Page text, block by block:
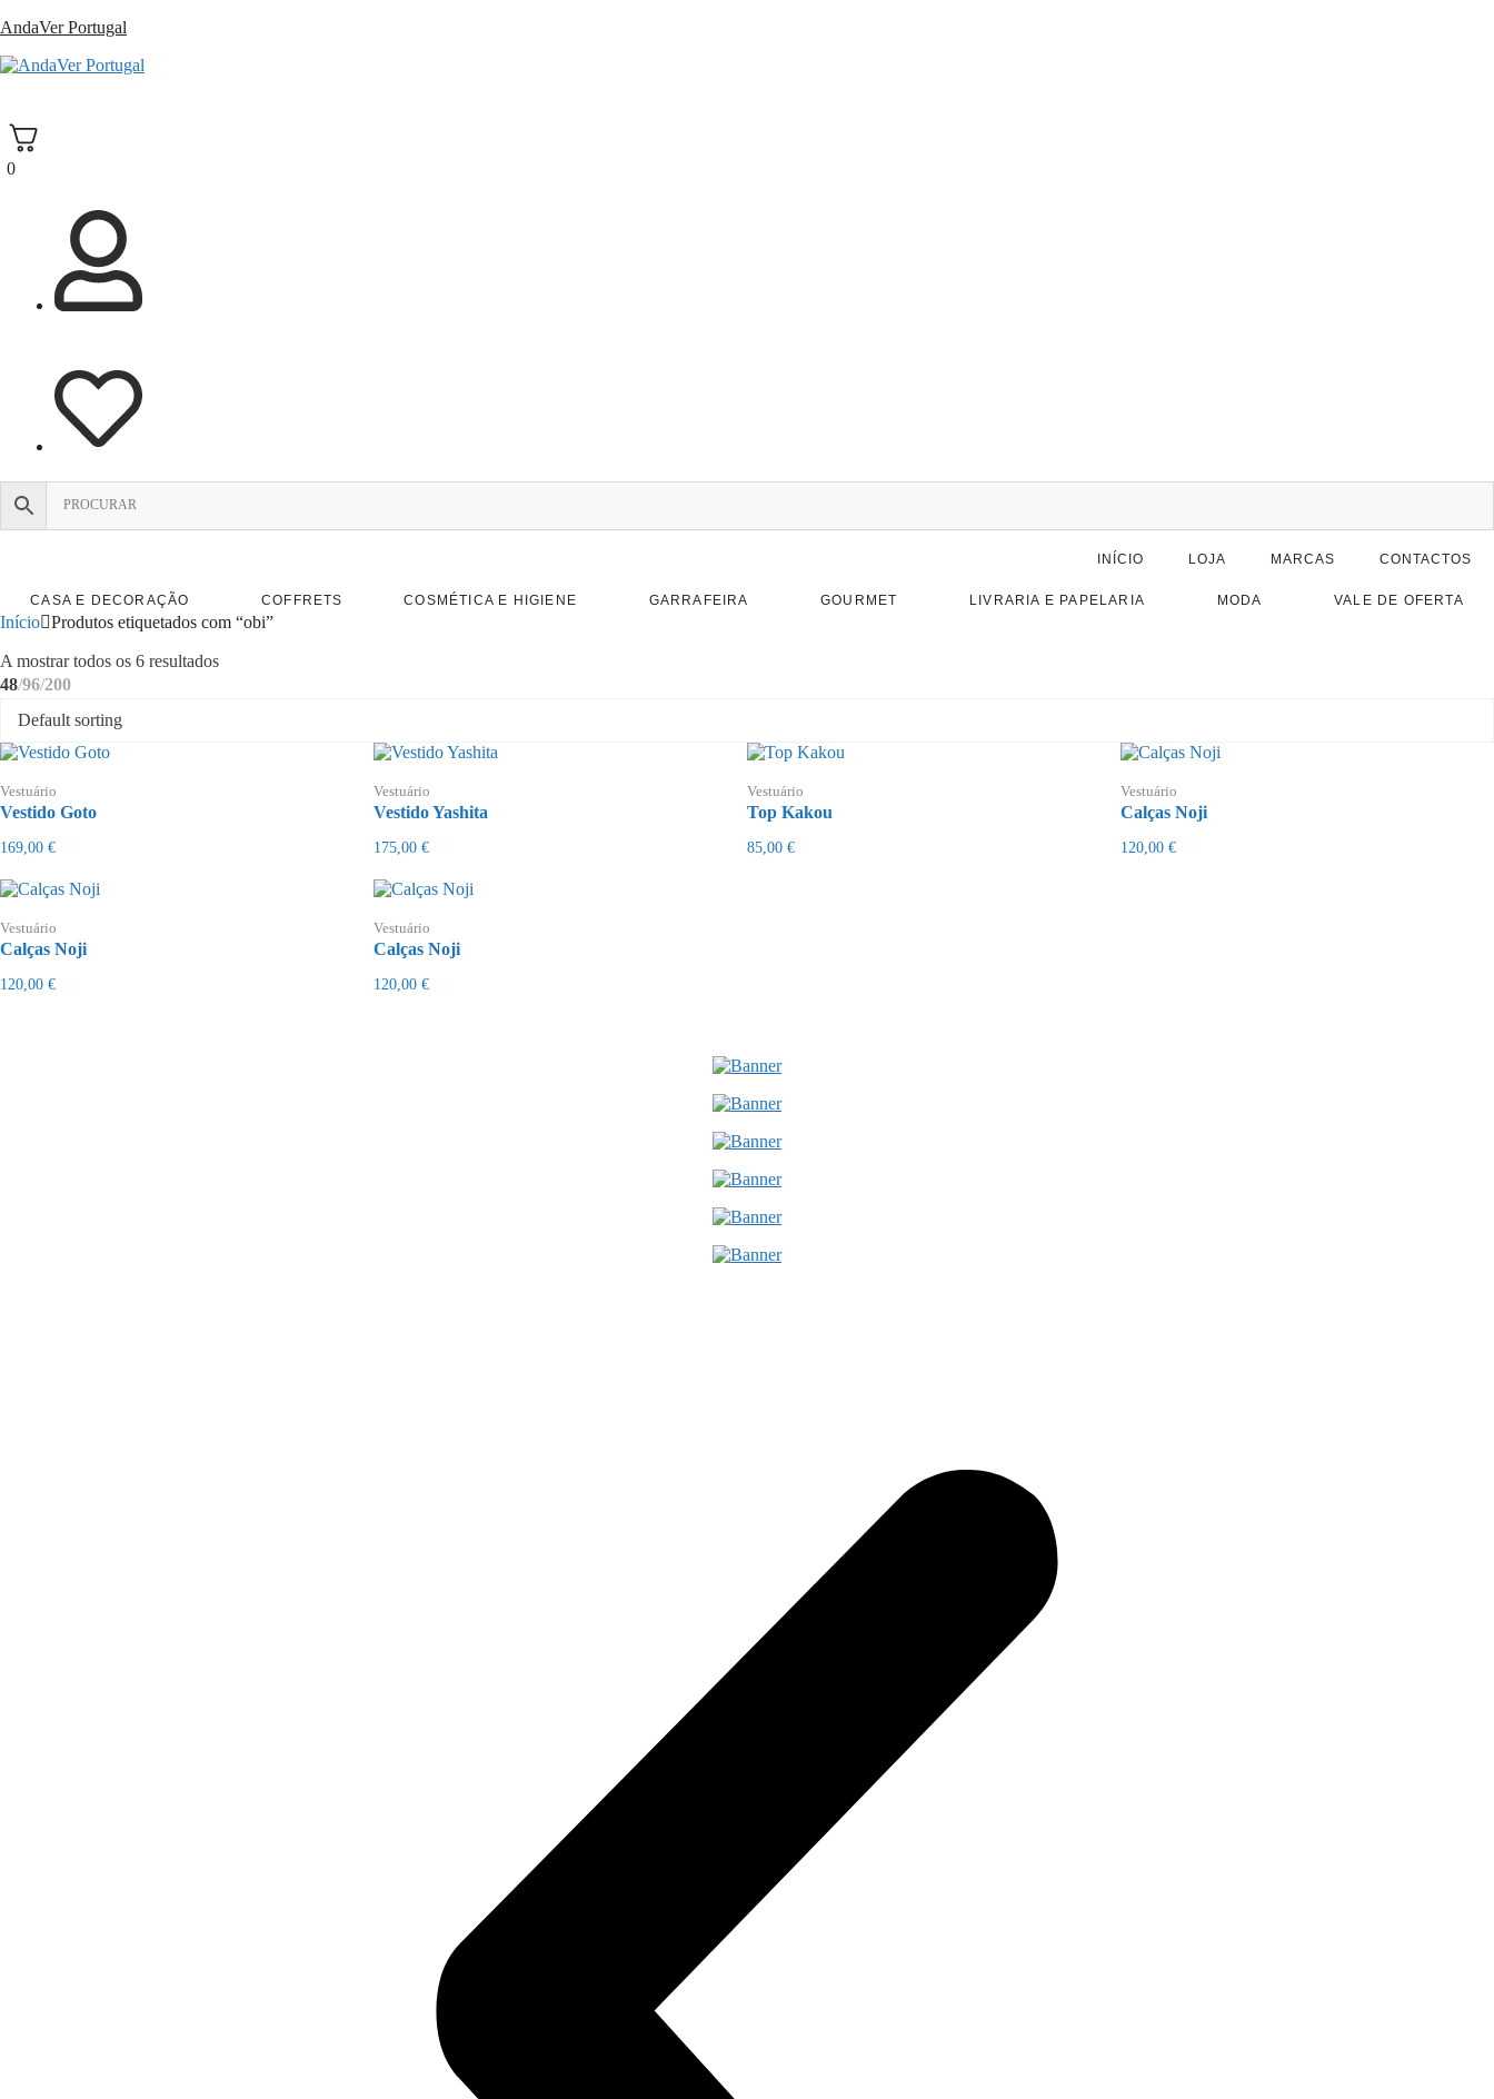
Saltar
o
AndaVer Portugal
0
INÍCIO LOJA MARCAS CONTACTOS
CASA E DECORAÇÃO COFFRETS COSMÉTICA E HIGIENE GARRAFEIRA GOURMET LIVRARIA E PAPELARIA MODA VALE DE OFERTA
Início Produtos etiquetados com “obi”
A mostrar todos os 6 resultadosOrdenado
48 96 200
Vestuário
Vestido Goto
169,00 €
Vestuário
Vestido Yashita
175,00 €
Vestuário
Top Kakou
85,00 €
Vestuário
Calças Noji
120,00 €
Vestuário
Calças Noji
120,00 €
Vestuário
Calças Noji
120,00 €